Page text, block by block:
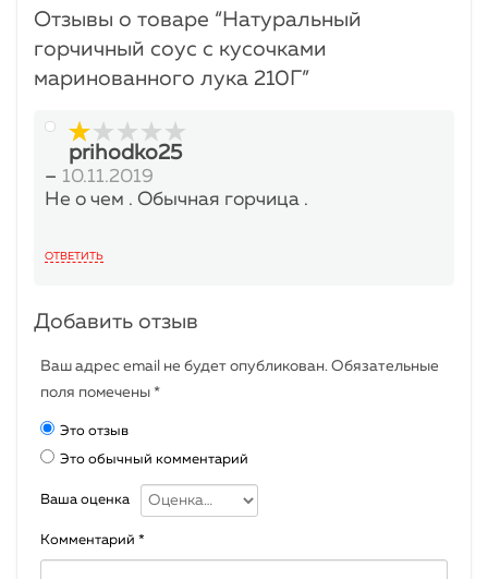
Отзывы о товаре “ Натуральный
горчичный соус с кусочками
маринованного лука 210Г”
1
out
of
prihodko25
– 10.11.2019
Не о чем . Обычная горчица .
ОТВЕТИТЬ
Добавить отзыв
Ваш адрес email не будет опубликован. Обязательные
поля помечены *
Это отзыв
Это обычный комментарий
Ваша оценка
Комментарий *